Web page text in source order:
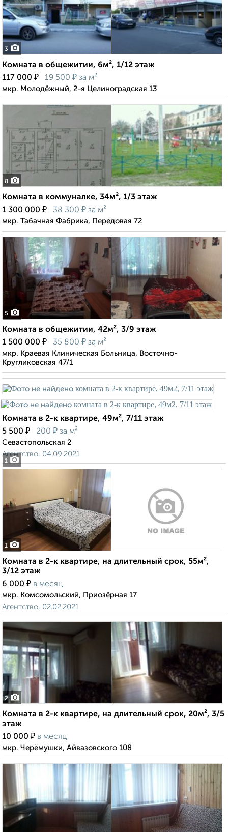
3
Комната в общежитии, 6м², 1/12 этаж
117 000 ₽ 19 500 ₽ за м²
мкр. Молодёжный, 2-я Целиноградская 13
8
Комната в коммуналке, 34м², 1/3 этаж
1 300 000 ₽ 38 300 ₽ за м²
мкр. Табачная Фабрика, Передовая 72
5
Комната в общежитии, 42м², 3/9 этаж
1 500 000 ₽ 35 800 ₽ за м²
мкр. Краевая Клиническая Больница, Восточно-
Кругликовская 47/1
1
Комната в 2-к квартире, 49м², 7/11 этаж
5 500 ₽ 200 ₽ за м²
Севастопольская 2
Агентство, 04.09.2021
1
Комната в 2-к квартире, на длительный срок, 55м²,
3/12 этаж
6 000 ₽ в месяц
мкр. Комсомольский, Приозёрная 17
Агентство, 02.02.2021
2
Комната в 2-к квартире, на длительный срок, 20м², 3/5
этаж
10 000 ₽ в месяц
мкр. Черёмушки, Айвазовского 108